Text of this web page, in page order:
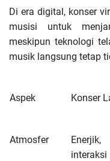
Di era digital, konser
musisi untuk
meskipun teknologi
musik langsung tetap
Aspek Konser
Atmosfer
interaksi